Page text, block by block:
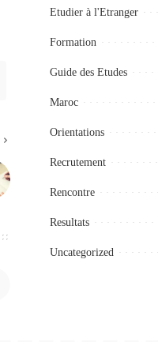
Etudier à l'Etranger
Formation
Guide des Etudes
Maroc
Orientations
Recrutement
Rencontre
Resultats
Uncategorized